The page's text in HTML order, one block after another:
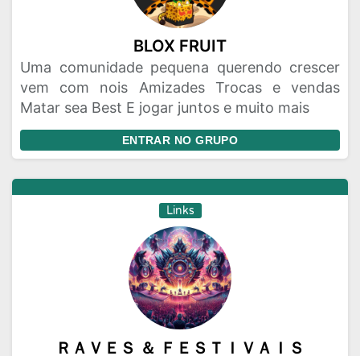
BLOX FRUIT
Uma comunidade pequena querendo crescer
vem com nois Amizades Trocas e vendas
Matar sea Best E jogar juntos e muito mais
ENTRAR NO GRUPO
Links
ＲＡＶＥＳ ＆ ＦＥＳＴＩＶＡＩＳ